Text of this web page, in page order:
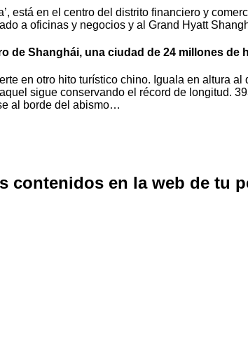
está en el centro del distrito financiero y
a oficinas y negocios y al Grand Hyatt
de Shanghái, una ciudad de 24 millones de
en otro hito turístico chino. Iguala en altura
sigue conservando el récord de longitud.
al borde del abismo…
contenidos en la web de tu